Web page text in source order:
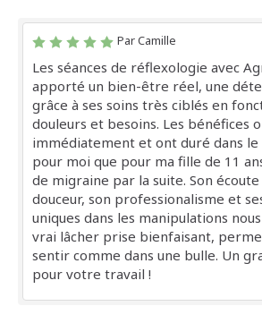
Par Camille
Les séances de réflexologie avec
apporté un bien-être réel, une
grâce à ses soins très ciblés en
douleurs et besoins. Les bénéfices
immédiatement et ont duré dans
pour moi que pour ma fille de 11
de migraine par la suite. Son
douceur, son professionalisme et
uniques dans les manipulations
vrai lâcher prise bienfaisant,
sentir comme dans une bulle. Un
pour votre travail !